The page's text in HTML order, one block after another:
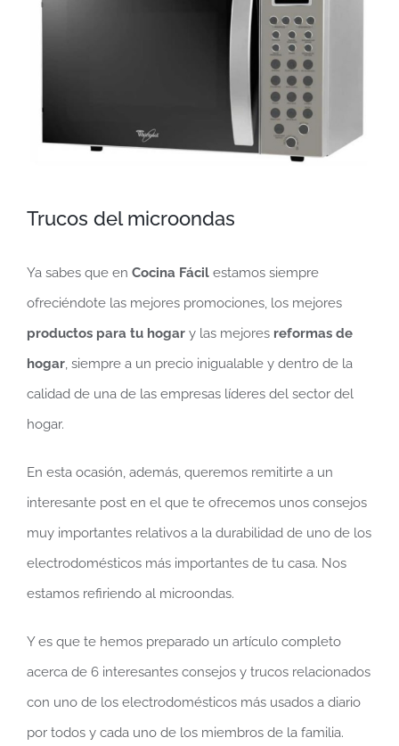
Trucos del microondas
Ya sabes que en Cocina Fácil estamos siempre
ofreciéndote las mejores promociones, los mejores
productos para tu hogar y las mejores reformas de
hogar, siempre a un precio inigualable y dentro de la
calidad de una de las empresas líderes del sector del
hogar.
En esta ocasión, además, queremos remitirte a un
interesante post en el que te ofrecemos unos consejos
muy importantes relativos a la durabilidad de uno de los
electrodomésticos más importantes de tu casa. Nos
estamos refiriendo al microondas.
Y es que te hemos preparado un artículo completo
acerca de 6 interesantes consejos y trucos relacionados
con uno de los electrodomésticos más usados a diario
por todos y cada uno de los miembros de la familia.